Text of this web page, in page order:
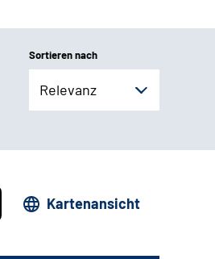
Sortieren nach
Relevanz
Kartenansicht